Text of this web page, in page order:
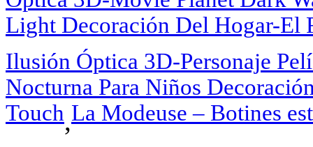
Light Decoración Del Hogar-El
Ilusión Óptica 3D-Personaje
Nocturna Para Niños
Touch,La Modeuse – Botines